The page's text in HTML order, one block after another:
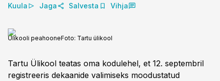
Kuula Jaga Salvesta Vihja
Ülikooli peahooneFoto: Tartu ülikool
Tartu Ülikool teatas oma kodulehel, et 12. septembril
registreeris dekaanide valimiseks moodustatud